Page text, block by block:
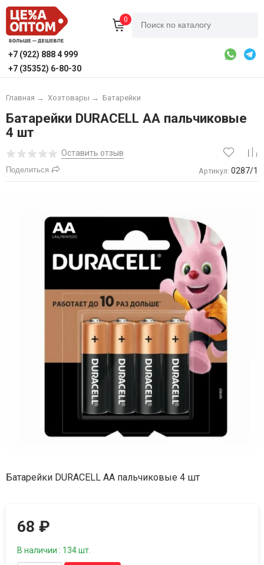
0
+7 (922) 888 4 999
+7 (35352) 6-80-30
Главная → Хозтовары → Батарейки
Батарейки DURACELL АА пальчиковые
4 шт
Оставить отзыв
Поделиться Артикул: 0287/1
Батарейки DURACELL АА пальчиковые 4 шт
68₽
В наличии : 134 шт.